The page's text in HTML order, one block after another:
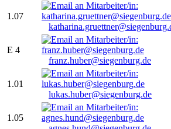
1.07
E 4
franz.huber@siegenburg.de
1.01
lukas.huber@siegenburg.de
1.05